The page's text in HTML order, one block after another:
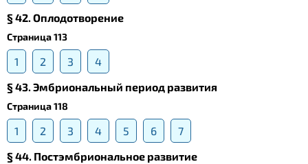
§ 42. Оплодотворение
Страница 113
1 2 3
4
§ 43. Эмбриональный период развития
Страница 118
1 2 3 4 5 6
7
§ 44. Постэмбриональное развитие